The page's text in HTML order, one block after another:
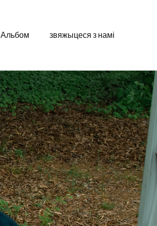
Альбом звяжыцеся з намі